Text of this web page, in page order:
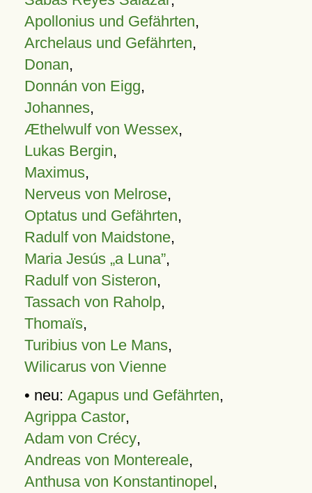
Apollonius und Gefährten,
Archelaus und Gefährten,
Donan,
Donnán von Eigg,
Johannes,
Æthelwulf von Wessex,
Lukas Bergin,
Maximus,
Nerveus von Melrose,
Optatus und Gefährten,
Radulf von Maidstone,
Maria Jesús „a Luna”,
Radulf von Sisteron,
Tassach von Raholp,
Thomaïs,
Turibius von Le Mans,
Wilicarus von Vienne
• neu: Agapus und Gefährten,
Agrippa Castor,
Adam von Crécy,
Andreas von Montereale,
Anthusa von Konstantinopel,